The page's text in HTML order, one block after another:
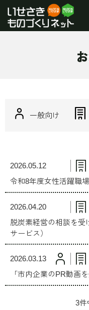
一般向け
2026.05.12
令和8年度女性活躍職
2026.04.20
脱炭素経営の相談を受
サービス）
2026.03.13
「市内企業のPR動画
3件